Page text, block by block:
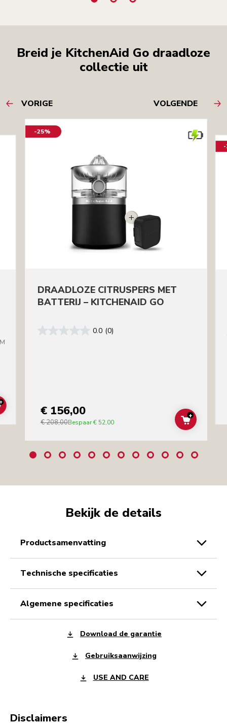
Breid je KitchenAid Go draadloze
collectie uit
VORIGE VOLGENDE
ADD TO CART
-25%
DRAADLOZE CITRUSPERS MET
BATTERIJ – KITCHENAID GO
0.0 (0)
€ 156,00
€ 208,00Bespaar€ 52,00 ADD TO
+
-
Bekijk de details
productsamenvatting
technische specificaties
algemene specificaties
Download de garantie
Gebruiksaanwijzing
USE AND CARE
Disclaimers